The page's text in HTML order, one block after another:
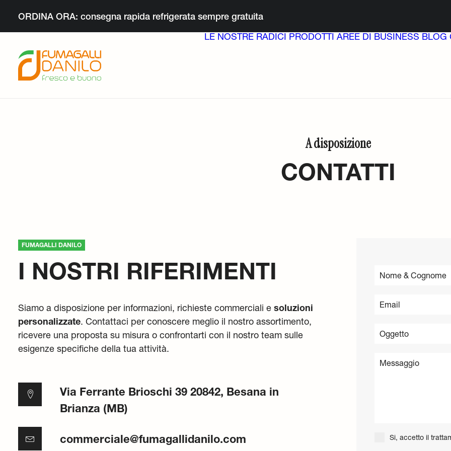
ORDINA ORA: consegna rapida refrigerata sempre gratuita
LE NOSTRE RADICI PRODOTTI AREE DI BUSINESS BLOG
A disposizione
CONTATTI
FUMAGALLI DANILO
I NOSTRI RIFERIMENTI
Siamo a disposizione per informazioni, richieste commerciali e soluzioni
personalizzate. Contattaci per conoscere meglio il nostro assortimento,
ricevere una proposta su misura o confrontarti con il nostro team sulle
esigenze specifiche della tua attività.
Via Ferrante Brioschi 39 20842, Besana in
Brianza (MB)
commerciale@fumagallidanilo.com Si, accetto il